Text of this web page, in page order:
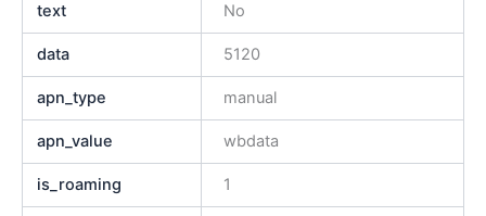
text No
data 5120
apn_type manual
apn_value wbdata
is_roaming 1